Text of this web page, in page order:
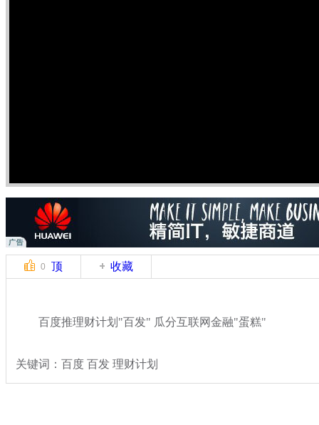
0 顶 收藏
百度推理财计划"百发" 瓜分互联网金融"蛋糕"
关键词：百度 百发 理财计划